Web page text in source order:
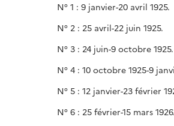
N° 1 : 9 janvier-20 avril 1925.
N° 2 : 25 avril-22 juin 1925.
N° 3 : 24 juin-9 octobre 1925.
N° 4 : 10 octobre 1925-9
N° 5 : 12 janvier-23 février
N° 6 : 25 février-15 mars 1926.